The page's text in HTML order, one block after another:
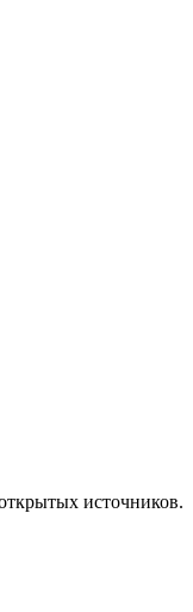
источников.